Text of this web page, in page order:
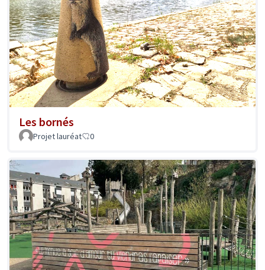
Les bornés
Projet lauréat 0